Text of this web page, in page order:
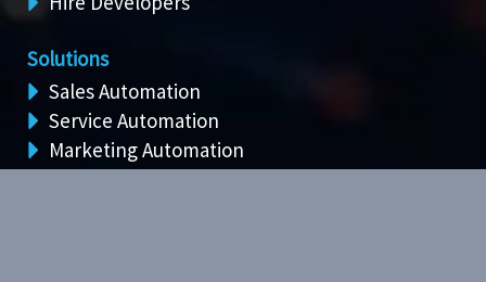
Solutions
Sales Automation
Service Automation
Marketing Automation